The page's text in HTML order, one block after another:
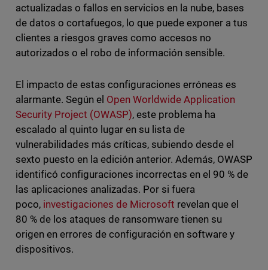
actualizadas o fallos en servicios en la nube, bases
de datos o cortafuegos, lo que puede exponer a tus
clientes a riesgos graves como accesos no
autorizados o el robo de información sensible.
El impacto de estas configuraciones erróneas es
alarmante. Según el Open Worldwide Application
Security Project (OWASP), este problema ha
escalado al quinto lugar en su lista de
vulnerabilidades más críticas, subiendo desde el
sexto puesto en la edición anterior. Además, OWASP
identificó configuraciones incorrectas en el 90 % de
las aplicaciones analizadas. Por si fuera
poco, investigaciones de Microsoft revelan que el
80 % de los ataques de ransomware tienen su
origen en errores de configuración en software y
dispositivos.